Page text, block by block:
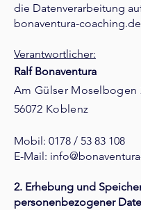
die Datenverarbeitung
bonaventura-
Verantwortlicher:
Ralf Bonaventura
Am Gülser Moselbogen
56072 Koblenz
Mobil: 0178 / 53 83 108
E-Mail:
2. Erhebung und
personenbezogener